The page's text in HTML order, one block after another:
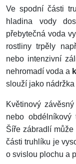
Ve spodní části
hladina vody
přebytečná voda
rostliny trpěly
nebo intenzivní
nehromadí voda a
slouží jako
Květinový
nebo obdélníkový
Šíře zábradlí
části truhlíku je
o svislou plochu a